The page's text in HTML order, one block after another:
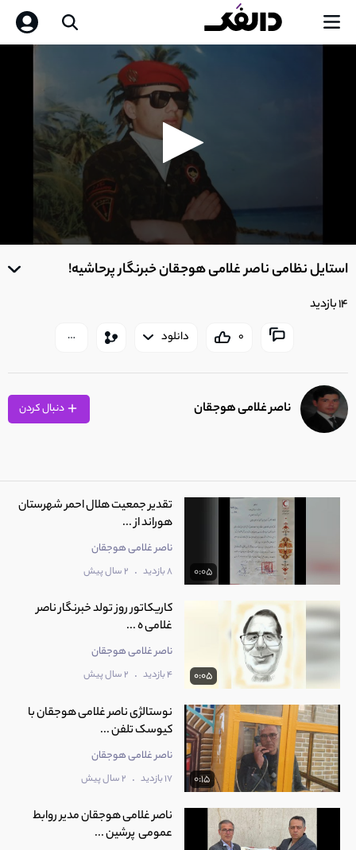
0
of استایل نظامی ناصر غلامی هوجقان خبرنگار پرحاشیه!
14 بازدید
0 دانلود
ناصر غلامی هوجقان
0:05
تقدیر جمعیت هلال احمر شهرستان
هوراند از ...
ناصر غلامی هوجقان
8 بازدید . 2 سال پیش
0:05
کاریکاتور روز تولد خبرنگار ناصر
غلامی ه ...
ناصر غلامی هوجقان
4 بازدید . 2 سال پیش
0:15
نوستالژی ناصر غلامی هوجقان با
کیوسک تلفن ...
ناصر غلامی هوجقان
17 بازدید . 2 سال پیش
ناصر غلامی هوجقان مدیر روابط
عمومی پرشین ...